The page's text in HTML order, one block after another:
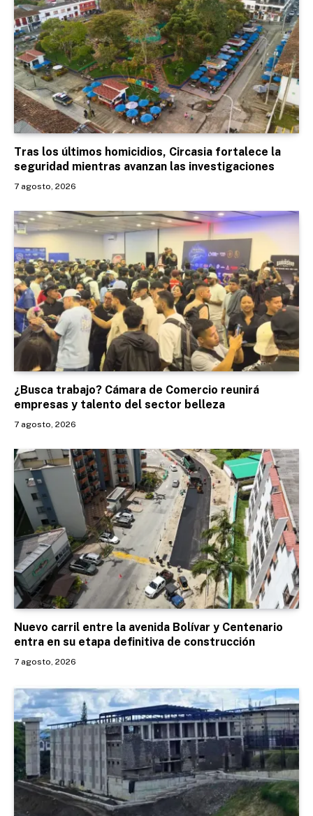
Tras los últimos homicidios, Circasia fortalece la
seguridad mientras avanzan las investigaciones
7 agosto, 2026
¿Busca trabajo? Cámara de Comercio reunirá
empresas y talento del sector belleza
7 agosto, 2026
Nuevo carril entre la avenida Bolívar y Centenario
entra en su etapa definitiva de construcción
7 agosto, 2026